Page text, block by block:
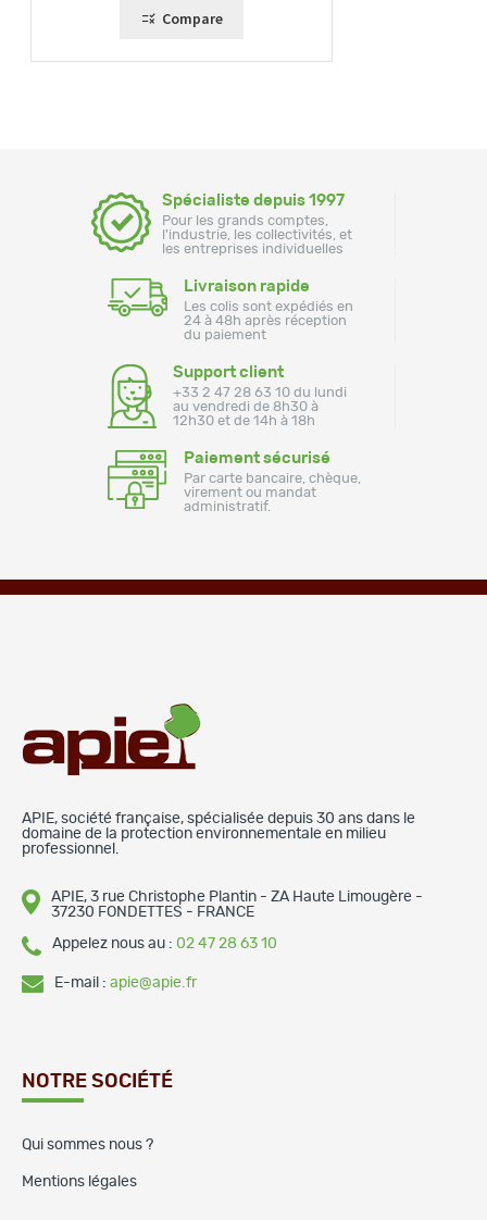
Compare
Spécialiste depuis 1997
Pour les grands comptes,
l'industrie, les collectivités, et
les entreprises individuelles
Livraison rapide
Les colis sont expédiés en
24 à 48h après réception
du paiement
Support client
+33 2 47 28 63 10 du lundi
au vendredi de 8h30 à
12h30 et de 14h à 18h
Paiement sécurisé
Par carte bancaire, chèque,
virement ou mandat
administratif.
APIE, société française, spécialisée depuis 30 ans dans le
domaine de la protection environnementale en milieu
professionnel.
APIE, 3 rue Christophe Plantin - ZA Haute Limougère -
37230 FONDETTES - FRANCE
Appelez nous au : 02 47 28 63 10
E-mail : apie@apie.fr
NOTRE SOCIÉTÉ
Qui sommes nous ?
Mentions légales